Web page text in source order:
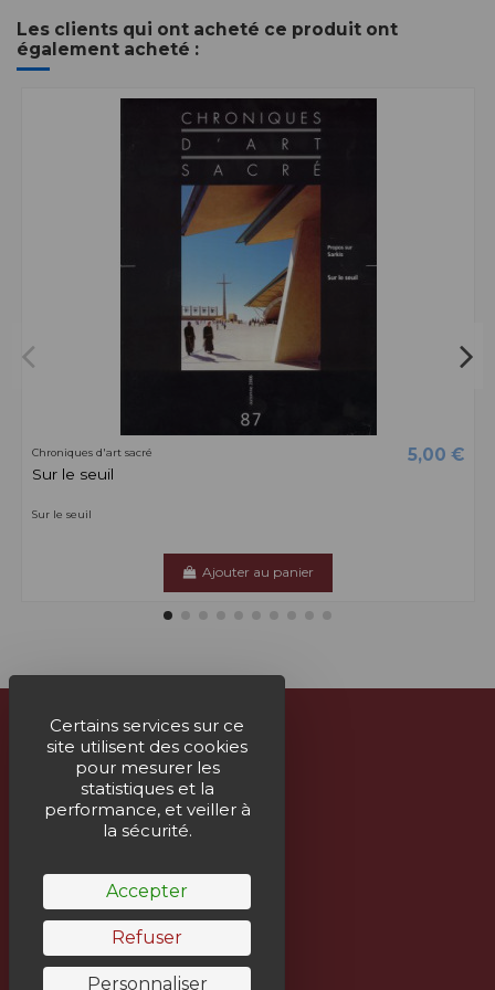
Certains services sur ce
site utilisent des cookies
pour mesurer les
statistiques et la
performance, et veiller à
la sécurité.
Accepter
Refuser
Personnaliser
Les clients qui ont acheté ce produit ont
également acheté :
Chroniques d'art sacré 5,00 €
Sur le seuil
Sur le seuil
Ajouter au panier
À propos
Nous contacter
Bulletin